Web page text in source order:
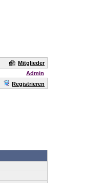
Mitglieder
Admin
Registrieren